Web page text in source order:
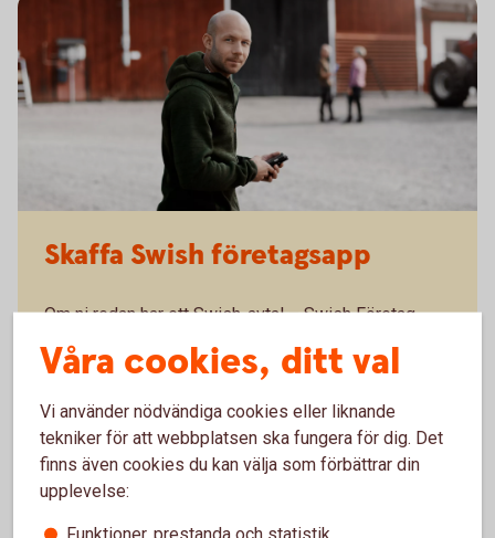
Skaffa Swish företagsapp
Om ni redan har ett Swish-avtal – Swish Företag
eller Swish Handel – är ett hett tips att även skaffa
Swish företagsapp. Med denna får ni flera
Se inkommande betalningar i realtid och minska
risken för bedrägerier.
Administrera användare och fördela arbetspass.
Våra cookies, ditt val
Vi använder nödvändiga cookies eller liknande
tekniker för att webbplatsen ska fungera för dig. Det
finns även cookies du kan välja som förbättrar din
upplevelse:
Funktioner, prestanda och statistik